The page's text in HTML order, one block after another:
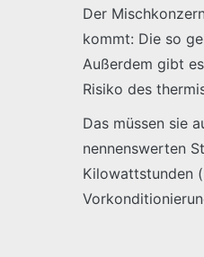
Der
kommt: Die so
Außerdem gibt
Risiko des
Das müssen sie
nennenswerten
Kilowattstunden